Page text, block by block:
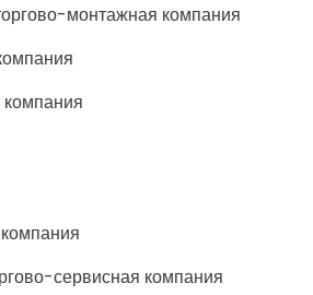
монтажная компания
сервисная компания